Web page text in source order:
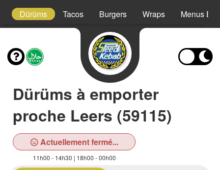
Dürüms Tacos Burgers Wraps Menus
Dürüms à emporter
proche Leers (59115)
Actuellement fermé...
11h00 - 14h30 | 18h00 - 00h00